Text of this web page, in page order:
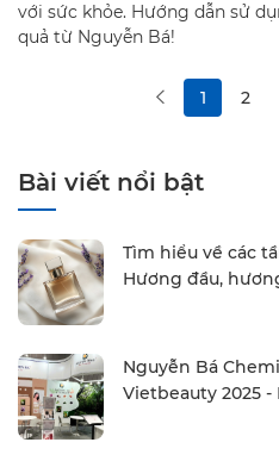
với sức khỏe. Hướng dẫn sử
quả từ Nguyễn Bá!
1 2
Bài viết nổi bật
Tìm hiểu về các
Hương đầu,
Nguyễn Bá
Vietbeauty 2025